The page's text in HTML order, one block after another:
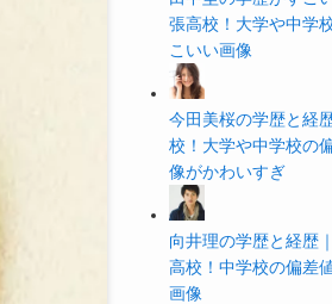
張高校！大学や中学
こいい画像
今田美桜の学歴と経
校！大学や中学校の
像がかわいすぎ
向井理の学歴と経歴
高校！中学校の偏差
画像